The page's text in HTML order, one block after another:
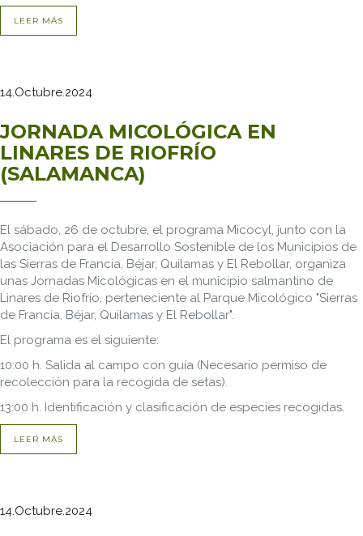
LEER MÁS
14.Octubre.2024
JORNADA MICOLÓGICA EN
LINARES DE RIOFRÍO
(SALAMANCA)
El sábado, 26 de octubre, el programa Micocyl, junto con la
Asociación para el Desarrollo Sostenible de los Municipios de
las Sierras de Francia, Béjar, Quilamas y El Rebollar, organiza
unas Jornadas Micológicas en el municipio salmantino de
Linares de Riofrío, perteneciente al Parque Micológico "Sierras
de Francia, Béjar, Quilamas y El Rebollar".
El programa es el siguiente:
10:00 h. Salida al campo con guía (Necesario permiso de
recolección para la recogida de setas).
13:00 h. Identificación y clasificación de especies recogidas.
LEER MÁS
14.Octubre.2024